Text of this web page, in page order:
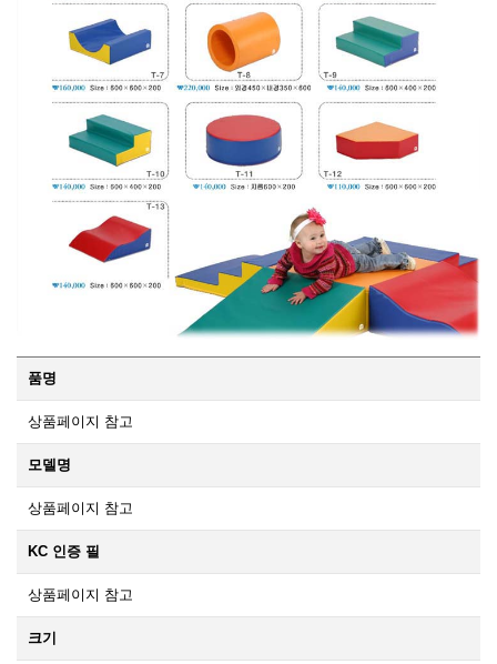
품명
상품페이지 참고
모델명
상품페이지 참고
KC 인증 필
상품페이지 참고
크기